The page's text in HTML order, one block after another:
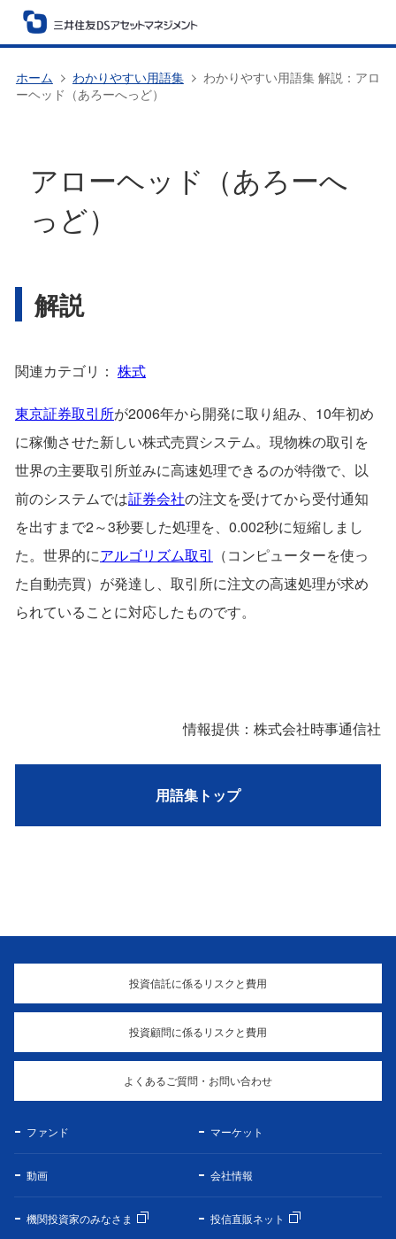
ホーム わかりやすい用語集
わかりやすい用語集 解説：アロ
ーヘッド（あろーへっど）
アローヘッド（あろーへ
っど）
解説
関連カテゴリ： 株式
東京証券取引所が2006年から開発に取り組み、10年初め
に稼働させた新しい株式売買システム。現物株の取引を
世界の主要取引所並みに高速処理できるのが特徴で、以
前のシステムでは証券会社の注文を受けてから受付通知
を出すまで2～3秒要した処理を、0.002秒に短縮しまし
た。世界的にアルゴリズム取引 （コンピューターを使っ
た自動売買）が発達し、取引所に注文の高速処理が求め
られていることに対応したものです。
情報提供：株式会社時事通信社
用語集トップ
投資信託に係るリスクと費用
投資顧問に係るリスクと費用
よくあるご質問・お問い合わせ
ファンド マーケット
動画 会社情報
機関投資家のみなさま 投信直販ネット